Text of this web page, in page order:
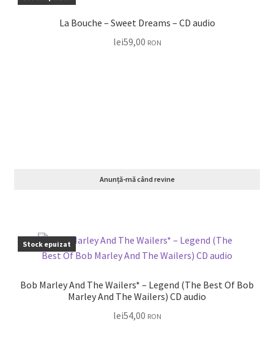
La Bouche – Sweet Dreams – CD audio
lei59,00 RON
Anunță-mă când revine
Stock epuizat
Bob Marley And The Wailers* – Legend (The Best Of Bob
Marley And The Wailers) CD audio
lei54,00 RON